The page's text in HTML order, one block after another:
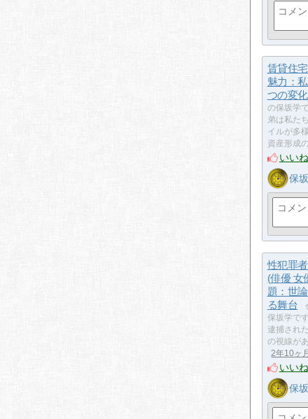
賃貸住
魅力：
つの変化
の保坂学
弟は私た
イルが多
資産形成
いいね
保
性犯罪
(俳優 女
題：世
る舞台
保坂学で
逮捕され
の視線が
2年10ヶ
いいね
保